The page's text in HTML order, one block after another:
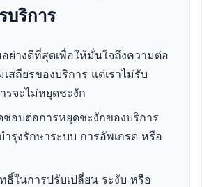
บริการ
อย่างดีที่สุดเพื่อให้มั่นใจถึงความต่อ
สถียรของบริการ แต่เราไม่รับ
รจะไม่หยุดชะงัก
ชอบต่อการหยุดชะงักของบริการ
ำรุงรักษาระบบ การอัพเกรด หรือ
ธิ์ในการปรับเปลี่ยน ระงับ หรือ